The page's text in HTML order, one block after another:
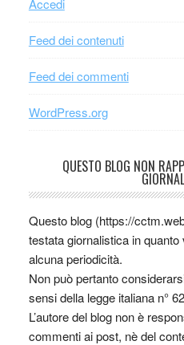
Accedi
Feed dei contenuti
Feed dei commenti
WordPress.org
QUESTO BLOG NON
Questo blog (https://
testata giornalistica in
alcuna periodicità.
Non può pertanto
sensi della legge italiana n°
L’autore del blog non è
commenti ai post, nè del